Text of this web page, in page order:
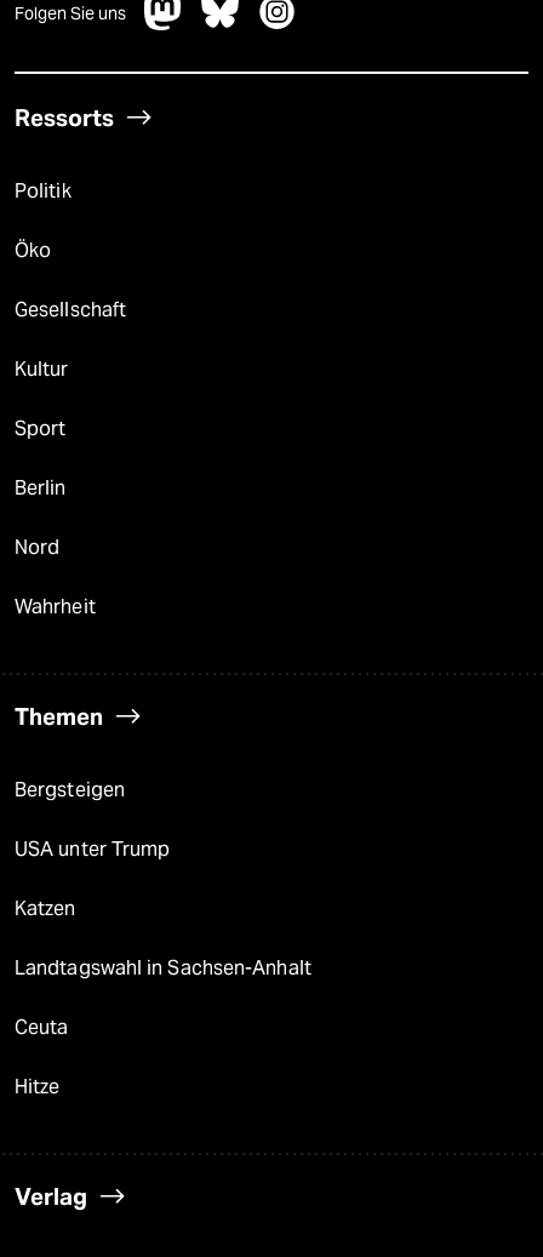
Folgen Sie uns
Ressorts
Politik
Öko
Gesellschaft
Kultur
Sport
Berlin
Nord
Wahrheit
Themen
Bergsteigen
USA unter Trump
Katzen
Landtagswahl in Sachsen-Anhalt
Ceuta
Hitze
Verlag